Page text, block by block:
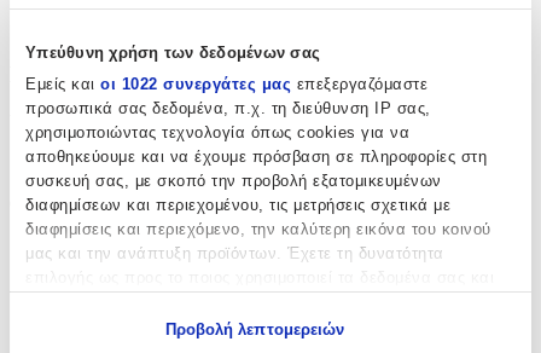
Υπεύθυνη χρήση των δεδομένων σας
Εμείς και οι 1022 συνεργάτες μας επεξεργαζόμαστε
προσωπικά σας δεδομένα, π.χ. τη διεύθυνση IP σας,
χρησιμοποιώντας τεχνολογία όπως cookies για να
αποθηκεύουμε και να έχουμε πρόσβαση σε πληροφορίες στη
συσκευή σας, με σκοπό την προβολή εξατομικευμένων
διαφημίσεων και περιεχομένου, τις μετρήσεις σχετικά με
διαφημίσεις και περιεχόμενο, την καλύτερη εικόνα του κοινού
μας και την ανάπτυξη προϊόντων. Έχετε τη δυνατότητα
Προβολή λεπτομερειών
Βασικά Χαρακτηριστικά
Υλικό
Ασήμι
Cuban:
Όχι